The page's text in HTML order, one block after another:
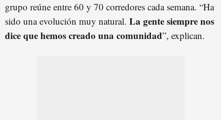
grupo reúne entre 60 y 70 corredores cada semana. “Ha
sido una evolución muy natural. La gente siempre nos
dice que hemos creado una comunidad”, explican.